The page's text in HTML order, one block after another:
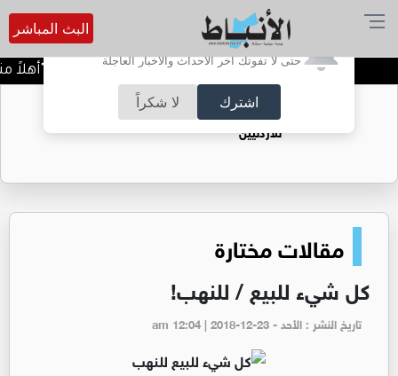
أترغب في تفعيل الإشعارات؟
حتى لا تفوتك آخر الأحداث والأخبار العاجلة
اشترك لا شكراً
البث المباشر
مجموعة المناصير تُطلق "أهلاً
حقل الريشة حين يتحول الغاز إلى فرص عمل
للأردنيين
مقالات مختارة
كل شيء للبیع / للنھب!
تاريخ النشر : الأحد - am 12:04 | 2018-12-23